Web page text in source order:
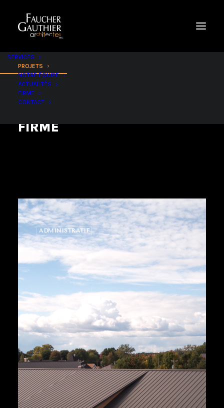
SERVICES
PROJETS
NOTRE ÉQUIPE
ACTUALITÉS
FIRME
CONTACT
PROJETS DE CONSTRUCTION
FIRME
ADMINISTRATIF